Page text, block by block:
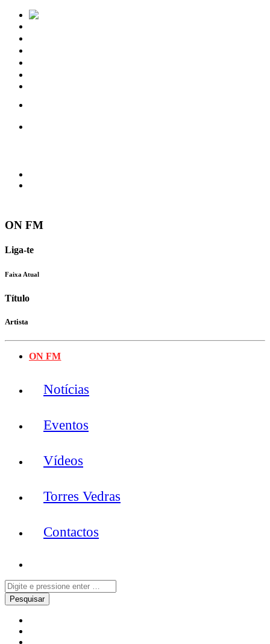
ON FM
Liga-te
Faixa Atual
Título
Artista
ON FM
Notícias
Eventos
Vídeos
Torres Vedras
Contactos